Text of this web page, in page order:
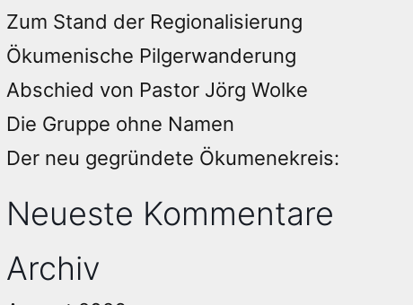
Zum Stand der Regionalisierung
Ökumenische Pilgerwanderung
Abschied von Pastor Jörg Wolke
Die Gruppe ohne Namen
Der neu gegründete Ökumenekreis:
Neueste Kommentare
Archiv